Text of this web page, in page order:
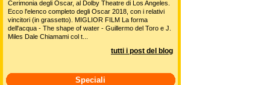
Cerimonia degli Oscar, al Dolby Theatre di Los Angeles.
Ecco l'elenco completo degli Oscar 2018, con i relativi
vincitori (in grassetto). MIGLIOR FILM La forma
dell'acqua - The shape of water - Guillermo del Toro e J.
Miles Dale Chiamami col t...
tutti i post del blog
Speciali